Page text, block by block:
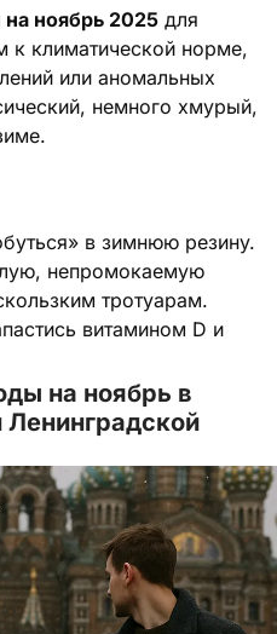
на ноябрь 2025 для
к климатической норме,
или аномальных
немного хмурый,
в зимнюю резину.
непромокаемую
тротуарам.
витамином D и
на ноябрь в
Ленинградской